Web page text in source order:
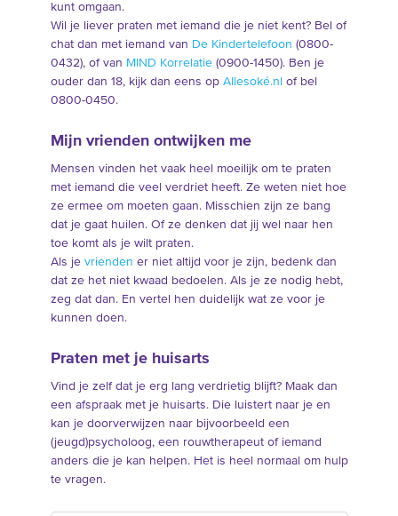
kunt omgaan.
Wil je liever praten met iemand die je niet kent? Bel of
chat dan met iemand van De Kindertelefoon (0800-
0432), of van MIND Korrelatie(0900-1450). Ben je
ouder dan 18, kijk dan eens op Allesoké.nl of bel
0800-0450.
Mijn vrienden ontwijken me
Mensen vinden het vaak heel moeilijk om te praten
met iemand die veel verdriet heeft. Ze weten niet hoe
ze ermee om moeten gaan. Misschien zijn ze bang
dat je gaat huilen. Of ze denken dat jij wel naar hen
toe komt als je wilt praten.
Als je vrienden er niet altijd voor je zijn, bedenk dan
dat ze het niet kwaad bedoelen. Als je ze nodig hebt,
zeg dat dan. En vertel hen duidelijk wat ze voor je
kunnen doen.
Praten met je huisarts
Vind je zelf dat je erg lang verdrietig blijft? Maak dan
een afspraak met je huisarts. Die luistert naar je en
kan je doorverwijzen naar bijvoorbeeld een
(jeugd)psycholoog, een rouwtherapeut of iemand
anders die je kan helpen. Het is heel normaal om hulp
te vragen.